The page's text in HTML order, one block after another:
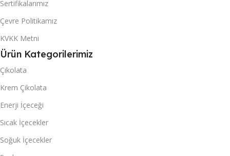
KUTU & (POŞET) İÇI ADET
24
Sertifikalarımız
Çevre Politikamız
KVKK Metni
Ürün Kategorilerimiz
Çikolata
Krem Çikolata
Enerji İçeceği
Sıcak İçecekler
Soğuk İçecekler